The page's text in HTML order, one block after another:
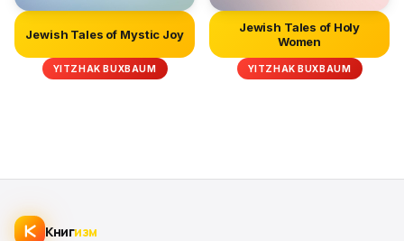
Jewish Tales of Mystic Joy
YITZHAK BUXBAUM
Jewish Tales of Holy
Women
YITZHAK BUXBAUM
Книгизм